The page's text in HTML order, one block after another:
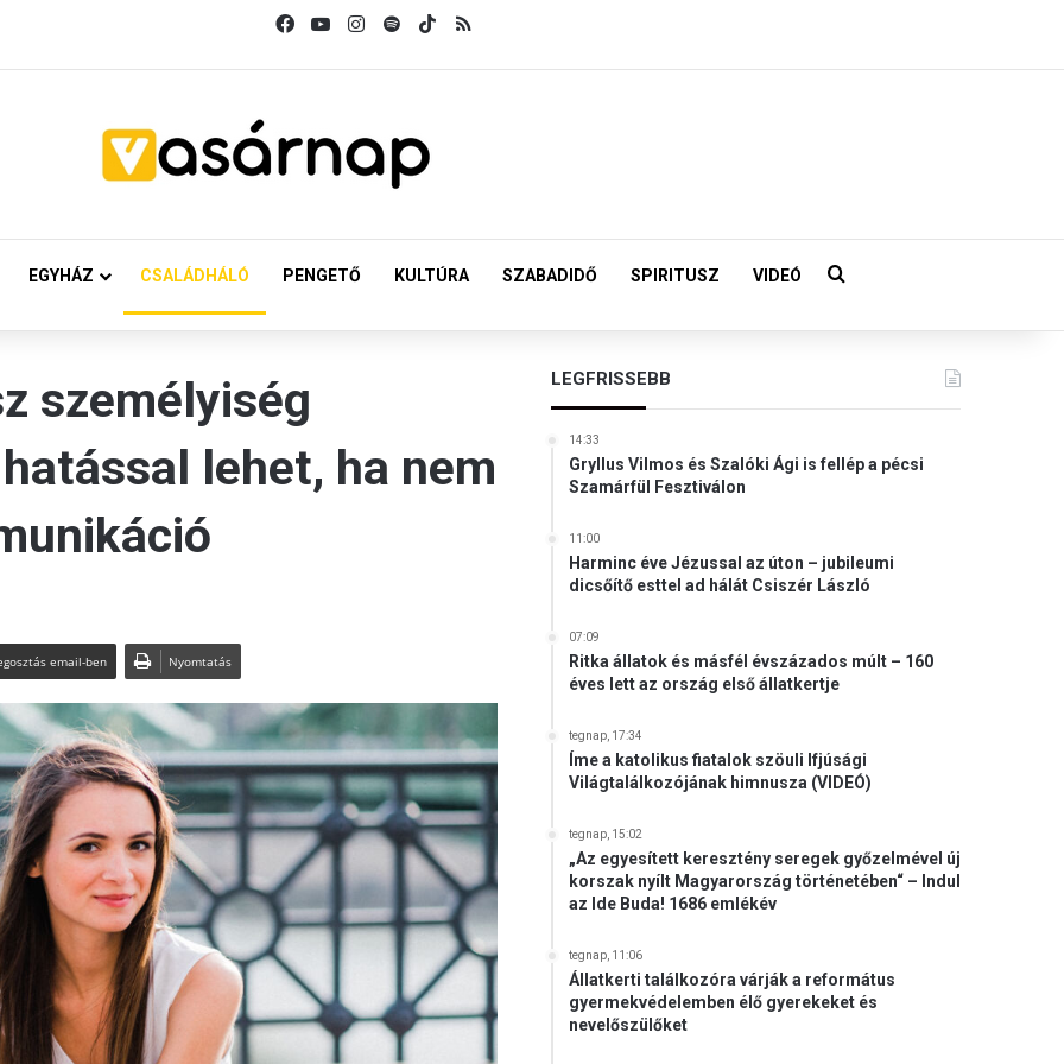
FacebookYouTubeInstagramSpotifyTikTokRSS
EGYHÁZ CSALÁDHÁLÓ PENGETŐ KULTÚRA SZABADIDŐ SPIRITUSZ VIDEÓ Keresés:
személyiség
lehet, ha nem
email-ben Nyomtatás
LEGFRISSEBB
14:33
Gryllus Vilmos és Szalóki Ági is fellép a pécsi
Szamárfül Fesztiválon
11:00
Harminc éve Jézussal az úton – jubileumi
dicsőítő esttel ad hálát Csiszér László
07:09
Ritka állatok és másfél évszázados múlt – 160
éves lett az ország első állatkertje
tegnap, 17:34
Íme a katolikus fiatalok szöuli Ifjúsági
Világtalálkozójának himnusza (VIDEÓ)
tegnap, 15:02
„Az egyesített keresztény seregek győzelmével új
korszak nyílt Magyarország történetében“ – Indul
az Ide Buda! 1686 emlékév
tegnap, 11:06
Állatkerti találkozóra várják a református
gyermekvédelemben élő gyerekeket és
nevelőszülőket